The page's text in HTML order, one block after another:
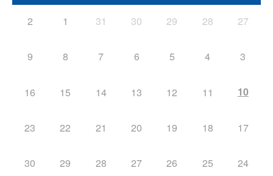
27
28
29
30
31
1
2
3
4
5
6
7
8
9
10
11
12
13
14
15
16
17
18
19
20
21
22
23
24
25
26
27
28
29
30